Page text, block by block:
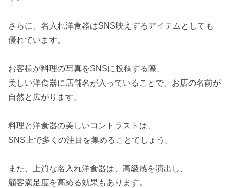
さらに、名入れ洋食器はSNS映えするアイテムとしても
優れています。
お客様が料理の写真をSNSに投稿する際、
美しい洋食器に店舗名が入っていることで、お店の名前が
自然と広がります。
料理と洋食器の美しいコントラストは、
SNS上で多くの注目を集めることでしょう。
また、上質な名入れ洋食器は、高級感を演出し、
顧客満足度を高める効果もあります。